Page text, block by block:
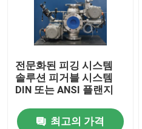
전문화된 피깅 시스템
솔루션 피거블 시스템
DIN 또는 ANSI 플랜지
최고의 가격